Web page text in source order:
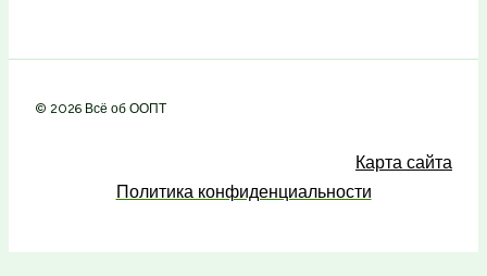
© 2026 Всё об ООПТ
Карта сайта
Политика конфиденциальности